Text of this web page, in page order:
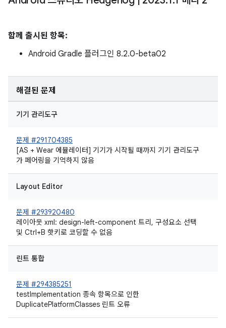
함께 출시된 항목:
Android Gradle 플러그인 8.2.0-beta02
해결된 문제
기기 관리도구
문제 #291704385
[AS + Wear 에뮬레이터] 기기가 시작될 때까지 기기 관리도구
가 페어링을 기억하지 않음
Layout Editor
문제 #293920480
레이아웃 xml: design-left-component 트리, 구성요소 선택
및 Ctrl+B 핫키로 코딩할 수 없음
린트 통합
문제 #294385251
testImplementation 종속 항목으로 인한
DuplicatePlatformClasses 린트 오류